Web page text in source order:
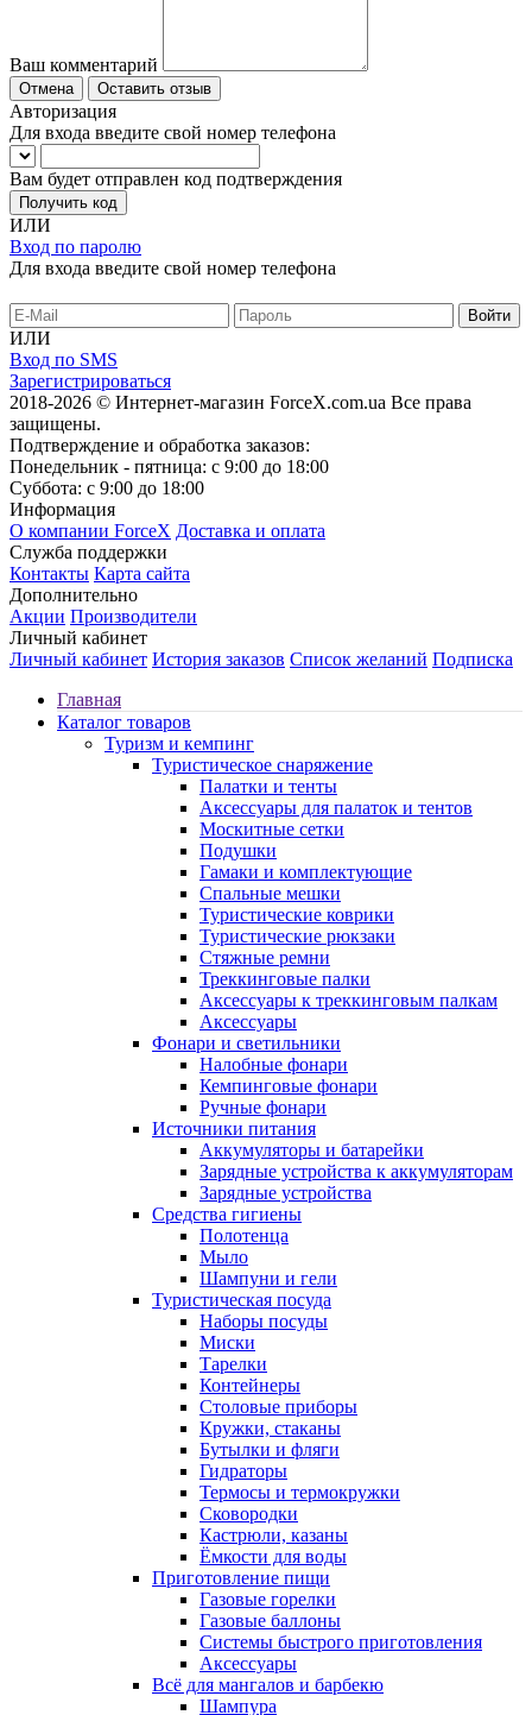
Ваш комментарий
Отмена Оставить отзыв
Авторизация
Для входа введите свой номер телефона
Вам будет отправлен код подтверждения
Получить код
ИЛИ
Вход по паролю
Для входа введите свой номер телефона
ИЛИ
Вход по SMS
Зарегистрироваться
2018-2026 © Интернет-магазин ForceX.com.ua Все права
защищены.
Подтверждение и обработка заказов:
Понедельник - пятница: с 9:00 до 18:00
Суббота: с 9:00 до 18:00
Информация
О компании ForceX Доставка и оплата
Служба поддержки
Контакты Карта сайта
Дополнительно
Акции Производители
Личный кабинет
Личный кабинет История заказов Список желаний Подписка
Главная
Каталог товаров
Туризм и кемпинг
Туристическое снаряжение
Палатки и тенты
Аксессуары для палаток и тентов
Москитные сетки
Подушки
Гамаки и комплектующие
Спальные мешки
Туристические коврики
Туристические рюкзаки
Стяжные ремни
Треккинговые палки
Аксессуары к треккинговым палкам
Аксессуары
Фонари и светильники
Налобные фонари
Кемпинговые фонари
Ручные фонари
Источники питания
Аккумуляторы и батарейки
Зарядные устройства к аккумуляторам
Зарядные устройства
Средства гигиены
Полотенца
Мыло
Шампуни и гели
Туристическая посуда
Наборы посуды
Миски
Тарелки
Контейнеры
Столовые приборы
Кружки, стаканы
Бутылки и фляги
Гидраторы
Термосы и термокружки
Сковородки
Кастрюли, казаны
Ёмкости для воды
Приготовление пищи
Газовые горелки
Газовые баллоны
Системы быстрого приготовления
Аксессуары
Всё для мангалов и барбекю
Шампура